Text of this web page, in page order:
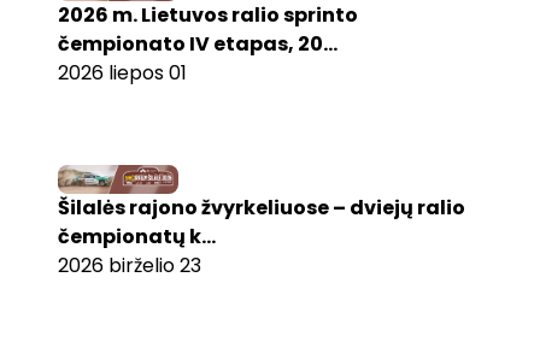
2026 m. Lietuvos ralio sprinto
čempionato IV etapas, 20...
2026 liepos 01
Šilalės rajono žvyrkeliuose – dviejų ralio
čempionatų k...
2026 birželio 23